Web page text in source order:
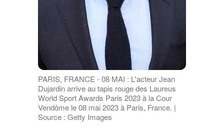
PARIS, FRANCE - 08 MAI : L'acteur Jean
Dujardin arrive au tapis rouge des Laureus
World Sport Awards Paris 2023 à la Cour
Vendôme le 08 mai 2023 à Paris, France. |
Source : Getty Images